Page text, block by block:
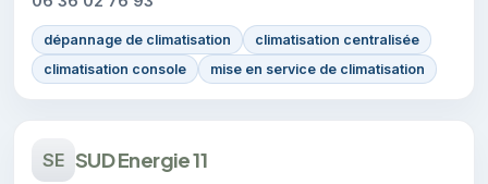
dépannage de climatisation
climatisation centralisée
climatisation console
mise en service de climatisation
SE SUD Energie 11